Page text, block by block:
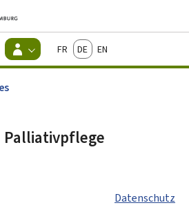
Hauptmenü
Zum Inhalt
Guichet.lu
Changer
d'espace
FrançaisDeutschEnglish
Palliativpflege
Datenschutz